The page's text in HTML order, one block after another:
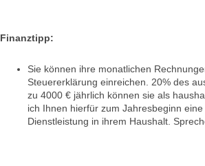
Finanztipp:
Sie können ihre monatlichen
Steuererklärung einreichen. 20% des
zu 4000 € jährlich können sie als
ich Ihnen hierfür zum Jahresbeginn
Dienstleistung in ihrem Haushalt.